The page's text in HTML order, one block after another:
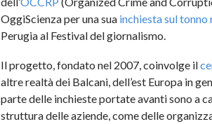
OggiScienza per una sua inchiesta sul tonno
Perugia al Festival del giornalismo.
Il progetto, fondato nel 2007, coinvolge il
altre realtà dei Balcani, dell’est Europa in
parte delle inchieste portate avanti sono a
struttura delle aziende, come delle